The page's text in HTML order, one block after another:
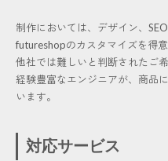
制作においては、デザイン、
futureshopのカスタマイズを得意
他社では難しいと判断されたご
経験豊富なエンジニアが、商品
います。
対応サービス